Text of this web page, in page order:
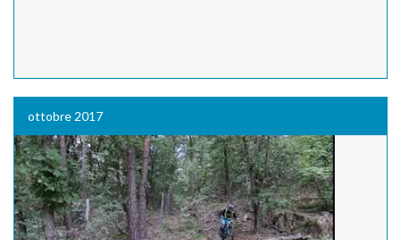
ottobre 2017